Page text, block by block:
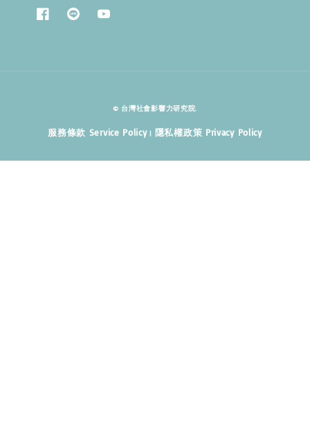
© 台灣社會影響力研究院.
服務條款 Service Policy| 隱私權政策 Privacy Policy